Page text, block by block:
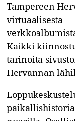
Tampereen
virtuaalisesta
Kaikki
tarinoita
Hervannan